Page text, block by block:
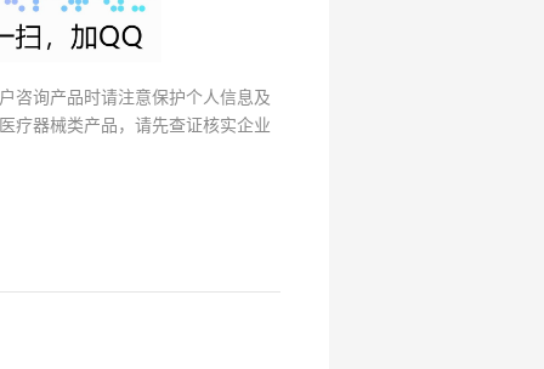
咨询产品时请注意保护个人信息及
疗器械类产品，请先查证核实企业